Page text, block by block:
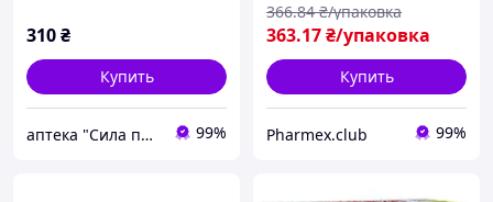
310₴
Купить
аптека "Сила природи " 99%
363.17₴/упаковка
366.84 ₴/упаковка
Купить
Pharmex.club 99%